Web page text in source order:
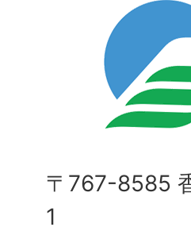
〒767-8585
1